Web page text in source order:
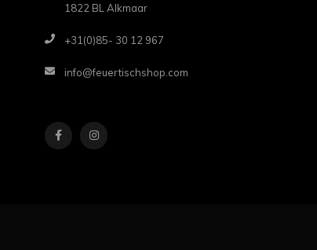
1822 BL Alkmaar
+31(0)85- 30 12 967
info@feuertischshop.com